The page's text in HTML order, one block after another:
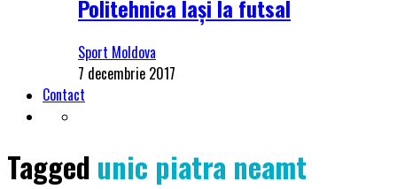
Politehnica Iași la futsal
Sport Moldova
7 decembrie 2017
Contact
Tagged unic piatra neamt